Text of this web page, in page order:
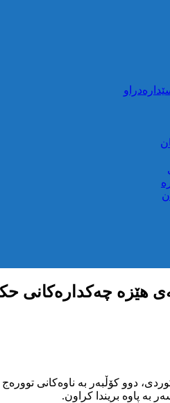
هێزە چەکدارەکانی
بە پاوە بریندا کراون.